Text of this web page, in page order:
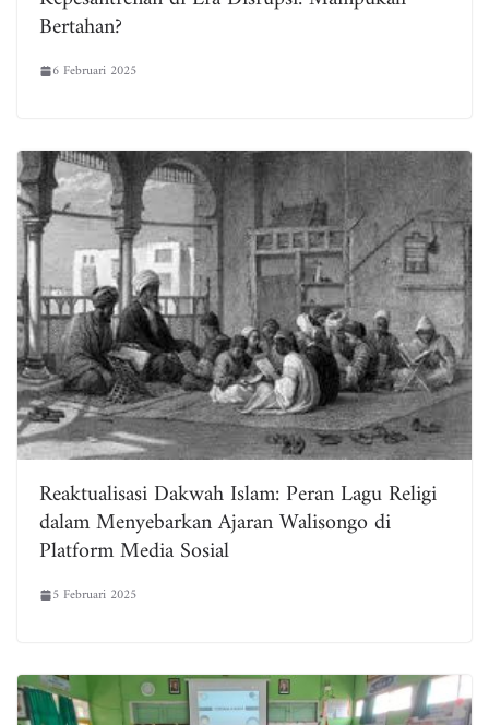
Bertahan?
6 Februari 2025
Reaktualisasi Dakwah Islam: Peran Lagu Religi
dalam Menyebarkan Ajaran Walisongo di
Platform Media Sosial
5 Februari 2025